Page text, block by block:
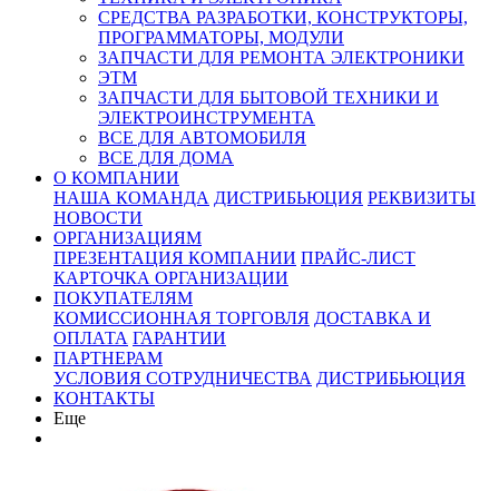
СРЕДСТВА РАЗРАБОТКИ, КОНСТРУКТОРЫ,
ПРОГРАММАТОРЫ, МОДУЛИ
ЗАПЧАСТИ ДЛЯ РЕМОНТА ЭЛЕКТРОНИКИ
ЭТМ
ЗАПЧАСТИ ДЛЯ БЫТОВОЙ ТЕХНИКИ И
ЭЛЕКТРОИНСТРУМЕНТА
ВСЕ ДЛЯ АВТОМОБИЛЯ
ВСЕ ДЛЯ ДОМА
О КОМПАНИИ
НАША КОМАНДА ДИСТРИБЬЮЦИЯ РЕКВИЗИТЫ
НОВОСТИ
ОРГАНИЗАЦИЯМ
ПРЕЗЕНТАЦИЯ КОМПАНИИ ПРАЙС-ЛИСТ
КАРТОЧКА ОРГАНИЗАЦИИ
ПОКУПАТЕЛЯМ
КОМИССИОННАЯ ТОРГОВЛЯ ДОСТАВКА И
ОПЛАТА ГАРАНТИИ
ПАРТНЕРАМ
УСЛОВИЯ СОТРУДНИЧЕСТВА ДИСТРИБЬЮЦИЯ
КОНТАКТЫ
Еще